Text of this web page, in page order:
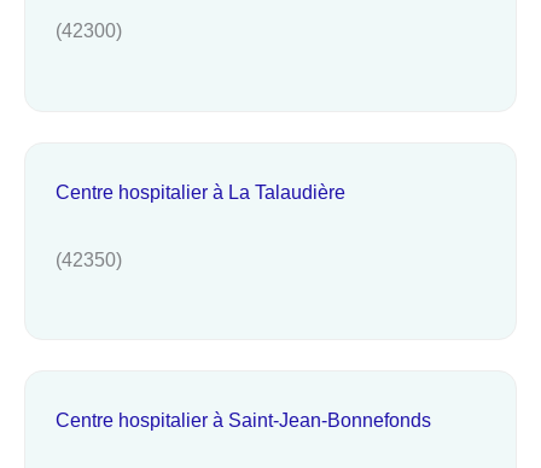
(42300)
Centre hospitalier à La Talaudière
(42350)
Centre hospitalier à Saint-Jean-Bonnefonds